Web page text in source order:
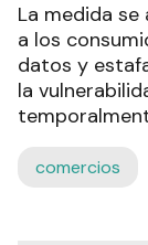
La medida
a los
datos y
la
comercios